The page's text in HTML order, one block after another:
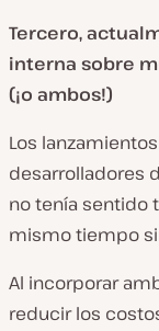
Tercero,
interna sobre
(¡o ambos!)
Los
desarrolladores
no tenía sentido
mismo tiempo
Al incorporar
reducir los